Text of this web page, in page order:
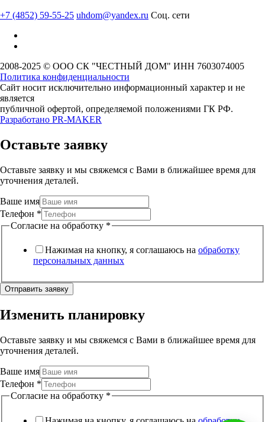
+7 (4852) 59-55-25 uhdom@yandex.ru Соц. сети
2008-2025 © ООО СК "ЧЕСТНЫЙ ДОМ" ИНН 7603074005
Политика конфиденциальности
Сайт носит исключительно информационный характер и не
является
публичной офертой, определяемой положениями ГК РФ.
Разработано PR-MAKER
Оставьте заявку
Оставьте заявку и мы свяжемся с Вами в ближайшее время для
уточнения деталей.
Ваше имя
Телефон *
Согласие на обработку *
Нажимая на кнопку, я соглашаюсь на обработку
персональных данных
Отправить заявку
Изменить планировку
Оставьте заявку и мы свяжемся с Вами в ближайшее время для
уточнения деталей.
Ваше имя
Телефон *
Согласие на обработку *